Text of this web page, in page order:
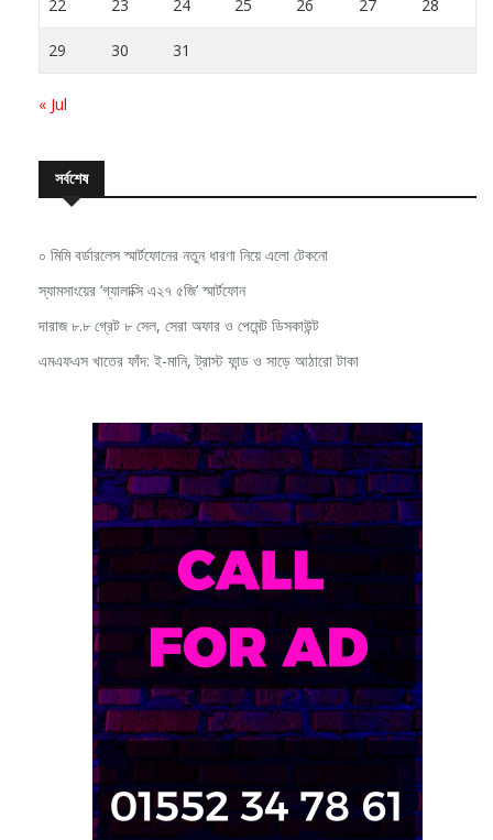
22 23 24 25 26 27 28
29 30 31
« Jul
সর্বশেষ
০ মিমি বর্ডারলেস স্মার্টফোনের নতুন ধারণা নিয়ে এলো টেকনো
স্যামসাংয়ের ‘গ্যালাক্সি এ২৭ ৫জি’ স্মার্টফোন
দারাজ ৮.৮ গ্রেট ৮ সেল, সেরা অফার ও পেমেন্ট ডিসকাউন্ট
এমএফএস খাতের ফাঁদ: ই-মানি, ট্রাস্ট ফান্ড ও সাড়ে আঠারো টাকা